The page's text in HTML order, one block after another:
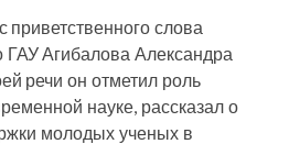
слова
ГАУ Агибалова Александра
речи он отметил роль
науке, рассказал о
молодых ученых в